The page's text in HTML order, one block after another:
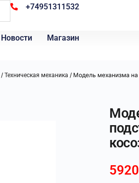
+74951311532
Новости Магазин
/ Техническая механика / Модель механизма на